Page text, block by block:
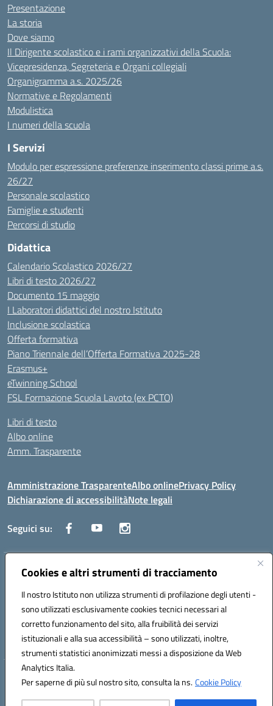
Cookies e altri strumenti di tracciamento
Il nostro Istituto non utilizza strumenti di profilazione degli utenti -
sono utilizzati esclusivamente cookies tecnici necessari al
corretto funzionamento del sito, alla fruibilità dei servizi
istituzionali e alla sua accessibilità – sono utilizzati, inoltre,
strumenti statistici anonimizzati messi a disposizione da Web
Analytics Italia.
Per saperne di più sul nostro sito, consulta la ns.Cookie Policy
Presentazione
La storia
Dove siamo
Il Dirigente scolastico e i rami organizzativi della Scuola:
Vicepresidenza, Segreteria e Organi collegiali
Organigramma a.s. 2025/26
Normative e Regolamenti
Modulistica
I numeri della scuola
I Servizi
Modulo per espressione preferenze inserimento classi prime a.s.
26/27
Personale scolastico
Famiglie e studenti
Percorsi di studio
Didattica
Calendario Scolastico 2026/27
Libri di testo 2026/27
Documento 15 maggio
I Laboratori didattici del nostro Istituto
Inclusione scolastica
Offerta formativa
Piano Triennale dell’Offerta Formativa 2025-28
Erasmus+
eTwinning School
FSL Formazione Scuola Lavoto (ex PCTO)
Libri di testo
Albo online
Amm. Trasparente
Amministrazione TrasparenteAlbo onlinePrivacy Policy
Dichiarazione di accessibilitàNote legali
Seguici su:
Indirizzo:Lecce
Posta elettronica certificata (PEC):leis03400t@pec.istruzione.it
Codice fiscale: 80010750752
Codice meccanografico: leis03400t
Hosting & Powered by 3D Solution S.r.l.
Concept & Design by Designers Italia